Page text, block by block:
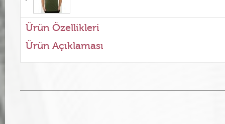
Ürün Özellikleri
Ürün Açıklaması